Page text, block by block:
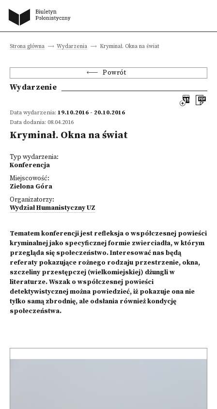
Strona główna Wydarzenia Kryminał. Okna na świat
Powrót
Wydarzenie
Data wydarzenia: 19.10.2016 - 20.10.2016
Data dodania: 08.04.2016
Kryminał. Okna na świat
Typ wydarzenia:
Konferencja
Miejscowość:
Zielona Góra
Organizatorzy:
Wydział Humanistyczny UZ
Tematem konferencji jest refleksja o współczesnej powieści
kryminalnej jako specyficznej formie zwierciadła, w którym
przegląda się społeczeństwo. Interesować nas będą
referaty pokazujące rożnego rodzaju przestrzenie, okna,
szczeliny przestępczej (wielkomiejskiej) dżungli w
literaturze. Wszak o współczesnej powieści
detektywistycznej można powiedzieć, iż pokazuje ona nie
tylko samą zbrodnię, ale odsłania również kondycję
społeczeństwa.